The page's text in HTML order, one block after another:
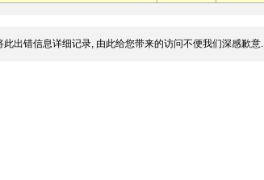
出错信息详细记录, 由此给您带来的访问不便我们深感歉意.